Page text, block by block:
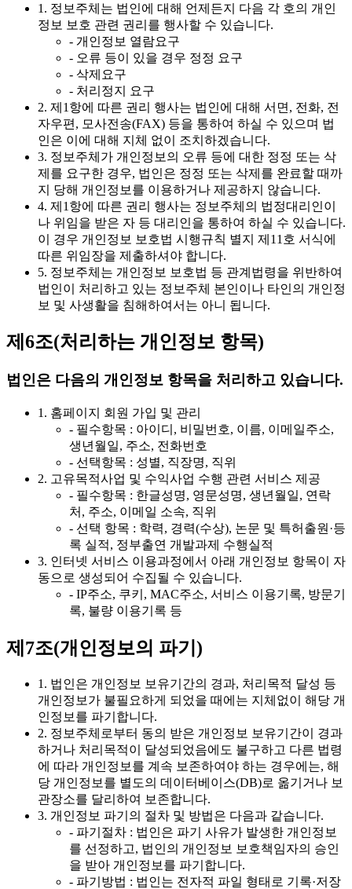
1. 정보주체는 법인에 대해 언제든지 다음 각 호의 개인
정보 보호 관련 권리를 행사할 수 있습니다.
- 개인정보 열람요구
- 오류 등이 있을 경우 정정 요구
- 삭제요구
- 처리정지 요구
2. 제1항에 따른 권리 행사는 법인에 대해 서면, 전화, 전
자우편, 모사전송(FAX) 등을 통하여 하실 수 있으며 법
인은 이에 대해 지체 없이 조치하겠습니다.
3. 정보주체가 개인정보의 오류 등에 대한 정정 또는 삭
제를 요구한 경우, 법인은 정정 또는 삭제를 완료할 때까
지 당해 개인정보를 이용하거나 제공하지 않습니다.
4. 제1항에 따른 권리 행사는 정보주체의 법정대리인이
나 위임을 받은 자 등 대리인을 통하여 하실 수 있습니다.
이 경우 개인정보 보호법 시행규칙 별지 제11호 서식에
따른 위임장을 제출하셔야 합니다.
5. 정보주체는 개인정보 보호법 등 관계법령을 위반하여
법인이 처리하고 있는 정보주체 본인이나 타인의 개인정
보 및 사생활을 침해하여서는 아니 됩니다.
제6조(처리하는 개인정보 항목)
법인은 다음의 개인정보 항목을 처리하고 있습니다.
1. 홈페이지 회원 가입 및 관리
- 필수항목 : 아이디, 비밀번호, 이름, 이메일주소,
생년월일, 주소, 전화번호
- 선택항목 : 성별, 직장명, 직위
2. 고유목적사업 및 수익사업 수행 관련 서비스 제공
- 필수항목 : 한글성명, 영문성명, 생년월일, 연락
처, 주소, 이메일 소속, 직위
- 선택 항목 : 학력, 경력(수상), 논문 및 특허출원·등
록 실적, 정부출연 개발과제 수행실적
3. 인터넷 서비스 이용과정에서 아래 개인정보 항목이 자
동으로 생성되어 수집될 수 있습니다.
- IP주소, 쿠키, MAC주소, 서비스 이용기록, 방문기
록, 불량 이용기록 등
제7조(개인정보의 파기)
1. 법인은 개인정보 보유기간의 경과, 처리목적 달성 등
개인정보가 불필요하게 되었을 때에는 지체없이 해당 개
인정보를 파기합니다.
2. 정보주체로부터 동의 받은 개인정보 보유기간이 경과
하거나 처리목적이 달성되었음에도 불구하고 다른 법령
에 따라 개인정보를 계속 보존하여야 하는 경우에는, 해
당 개인정보를 별도의 데이터베이스(DB)로 옮기거나 보
관장소를 달리하여 보존합니다.
3. 개인정보 파기의 절차 및 방법은 다음과 같습니다.
- 파기절차 : 법인은 파기 사유가 발생한 개인정보
를 선정하고, 법인의 개인정보 보호책임자의 승인
을 받아 개인정보를 파기합니다.
- 파기방법 : 법인는 전자적 파일 형태로 기록·저장